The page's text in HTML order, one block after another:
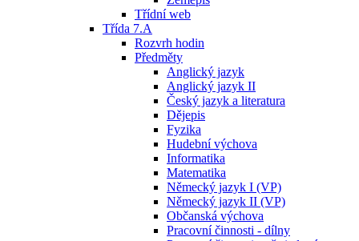
Třídní web
Třída 7.A
Rozvrh hodin
Předměty
Anglický jazyk
Anglický jazyk II
Český jazyk a literatura
Dějepis
Fyzika
Hudební výchova
Informatika
Matematika
Německý jazyk I (VP)
Německý jazyk II (VP)
Občanská výchova
Pracovní činnosti - dílny